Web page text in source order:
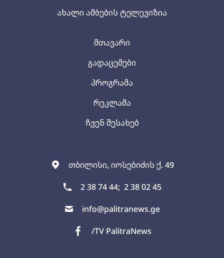
ახალი ამბების ტელევიზია
თბილისი, იოსებიძის ქ. 49
2 38 74 44; 2 38 02 45
info@palitranews.ge
/TV PalitraNews
მთავარი
გადაცემები
პროგრამა
რეკლამა
ჩვენ შესახებ